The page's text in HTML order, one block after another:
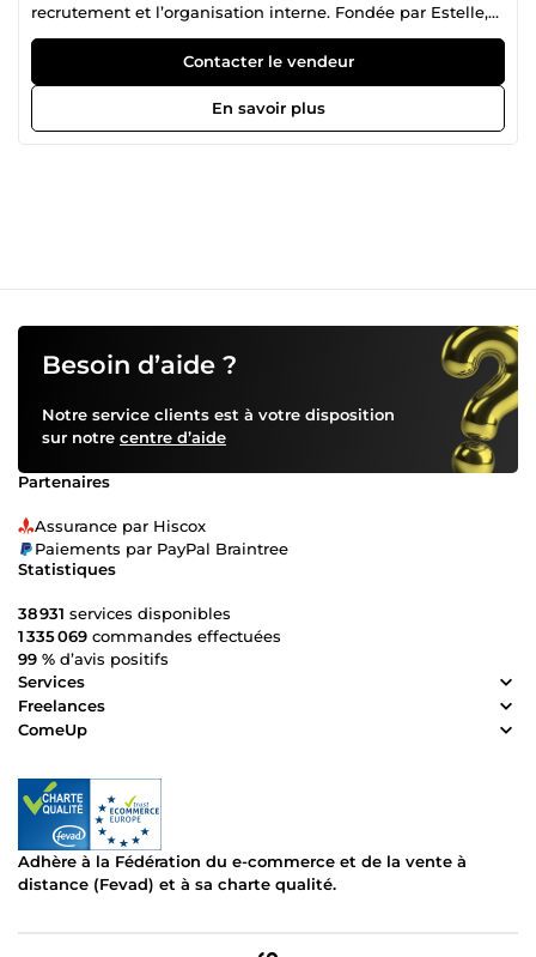
recrutement et l’organisation interne. Fondée par Estelle,
RHumain Pro propose des solutions RH simples, flexibles
et sur mesure, adaptées aux besoins des dirigeants qui ne
disposent pas d’un service RH interne. RHumain Pro
accompagne aussi les particuliers : développez votre
employabilité et valorisez votre parcours grâce à un
Contacter le vendeur
En savoir plus
Besoin d’aide ?
Notre service clients est à votre disposition
sur notre centre d’aide
Partenaires
Assurance par Hiscox
Paiements par PayPal Braintree
Statistiques
38 931 services disponibles
1 335 069 commandes effectuées
99 % d’avis positifs
Services
Freelances
ComeUp
Adhère à la Fédération du e-commerce et de la vente à
distance (Fevad) et à sa charte qualité.